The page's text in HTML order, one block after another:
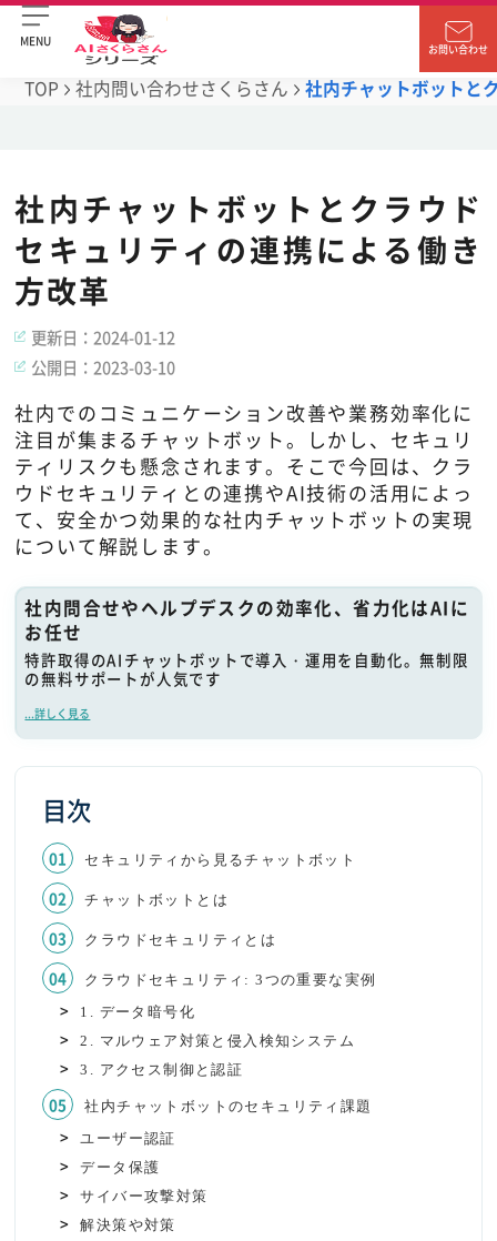
MENU
お問い合わせ
TOP 社内問い合わせさくらさん 社内チャットボットと
社内チャットボットとクラウド
セキュリティの連携による働き
方改革
更新日：2024-01-12
公開日：2023-03-10
社内でのコミュニケーション改善や業務効率化に
注目が集まるチャットボット。しかし、セキュリ
ティリスクも懸念されます。そこで今回は、クラ
ウドセキュリティとの連携やAI技術の活用によっ
て、安全かつ効果的な社内チャットボットの実現
について解説します。
社内問合せやヘルプデスクの効率化、省力化はAIに
お任せ
特許取得のAIチャットボットで導入・運用を自動化。無制限
の無料サポートが人気です
...詳しく見る
目次
セキュリティから見るチャットボット
チャットボットとは
クラウドセキュリティとは
クラウドセキュリティ: 3つの重要な実例
1. データ暗号化
2. マルウェア対策と侵入検知システム
3. アクセス制御と認証
社内チャットボットのセキュリティ課題
ユーザー認証
データ保護
サイバー攻撃対策
解決策や対策